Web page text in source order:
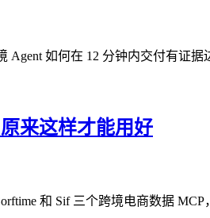
Agent 如何在 12 分钟内交付有证据
来这样才能用好
和 Sif 三个跨境电商数据